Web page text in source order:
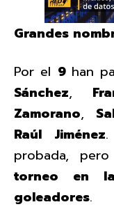
Grandes
Por el 9 han
Sánchez,
Zamorano,
Raúl Jiménez
probada, pero
torneo en
goleadores.